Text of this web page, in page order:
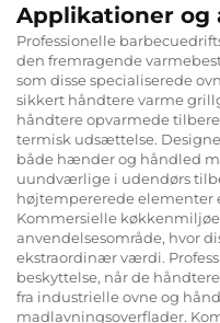
Applikationer og
Professionelle
den fremragende
som disse specialiserede
sikkert håndtere varme
håndtere opvarmede
termisk udsættelse.
både hænder og håndled
uundværlige i udendørs
højtempererede elementer
Kommersielle
anvendelsesområde, hvor
ekstraordinær værdi.
beskyttelse, når de
fra industrielle ovne og
madlavningsoverflader.